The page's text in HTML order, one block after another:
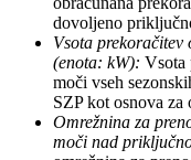
dovoljeno
Vsota
(enota: kW): Vsota
moči vseh
SZP kot osnova za
Omrežnina za
moči nad